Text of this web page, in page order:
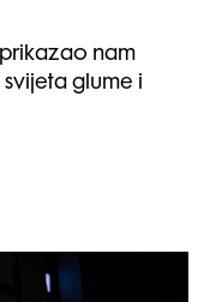
nam
glume i